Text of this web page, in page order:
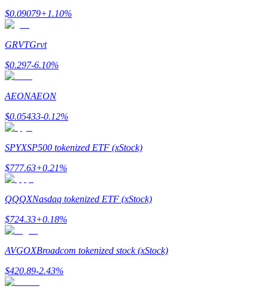
Tjäna
Power Piggy
Tjäna konkurrenskraftiga belöningar dagligen
Utsättning
$0.09079+1.10%
GRVTGrvt
$0.297-6.10%
AEONAEON
$0.05433-0.12%
SPYXSP500 tokenized ETF (xStock)
$777.63+0.21%
QQQXNasdaq tokenized ETF (xStock)
$724.33+0.18%
AVGOXBroadcom tokenized stock (xStock)
$420.89-2.43%